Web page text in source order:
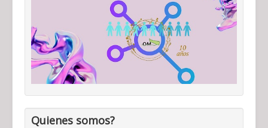
Quienes somos?